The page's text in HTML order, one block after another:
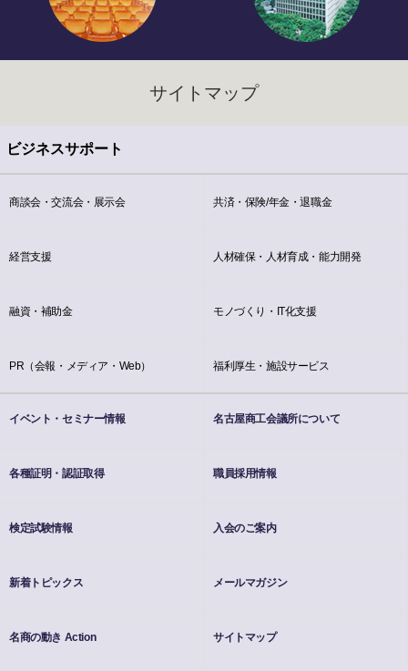
サイトマップ
ビジネスサポート
商談会・交流会・展示会
経営支援
融資・補助金
PR（会報・メディア・Web）
共済・保険/年金・退職金
人材確保・人材育成・能力開発
モノづくり・IT化支援
福利厚生・施設サービス
イベント・セミナー情報
各種証明・認証取得
検定試験情報
新着トピックス
名商の動き Action
名古屋商工会議所について
職員採用情報
入会のご案内
メールマガジン
サイトマップ